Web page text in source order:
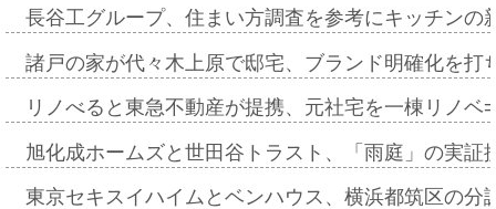
長谷工グループ、住まい方調査を参考にキッチン
諸戸の家が代々木上原で邸宅、ブランド明確化を
リノべると東急不動産が提携、元社宅を一棟リノ
旭化成ホームズと世田谷トラスト、「雨庭」の実
東京セキスイハイムとベンハウス、横浜都筑区の